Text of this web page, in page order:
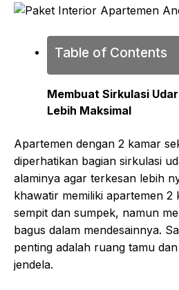
Table of Contents
Membuat Sirkulasi
Lebih Maksimal
Apartemen dengan 2 kamar
diperhatikan bagian sirkulasi
alaminya agar terkesan lebih
khawatir memiliki apartemen 2
sempit dan sumpek, namun
bagus dalam mendesainnya.
penting adalah ruang tamu
jendela.